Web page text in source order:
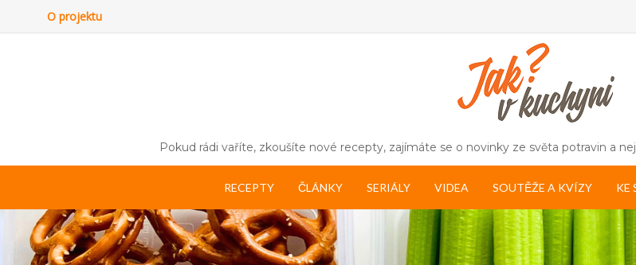
O projektu
Pokud rádi vaříte, zkoušíte nové recepty, zajímáte se o novinky ze světa potravin a
RECEPTY ČLÁNKY SERIÁLY VIDEA SOUTĚŽE A KVÍZY KE